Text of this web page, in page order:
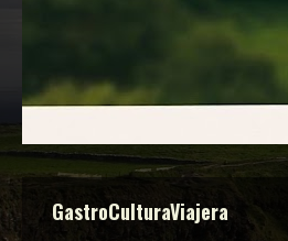
GastroCulturaViajera